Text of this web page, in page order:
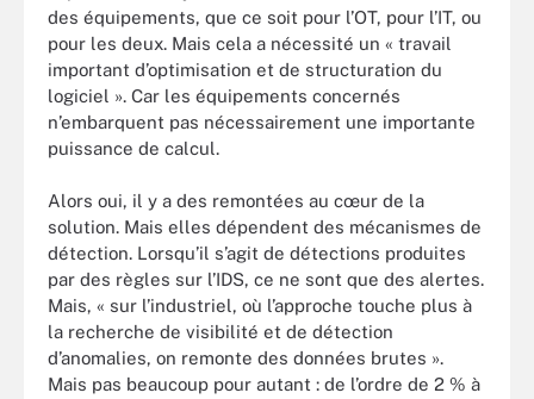
des équipements, que ce soit pour l’OT, pour l’IT, ou
pour les deux. Mais cela a nécessité un « travail
important d’optimisation et de structuration du
logiciel ». Car les équipements concernés
n’embarquent pas nécessairement une importante
puissance de calcul.
Alors oui, il y a des remontées au cœur de la
solution. Mais elles dépendent des mécanismes de
détection. Lorsqu’il s’agit de détections produites
par des règles sur l’IDS, ce ne sont que des alertes.
Mais, « sur l’industriel, où l’approche touche plus à
la recherche de visibilité et de détection
d’anomalies, on remonte des données brutes ».
Mais pas beaucoup pour autant : de l’ordre de 2 % à